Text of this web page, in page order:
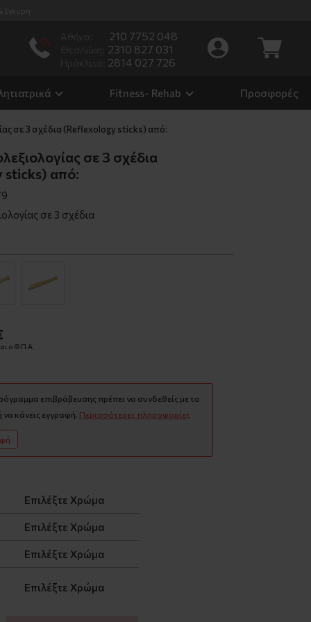
έγκυρη
210 7752 048
2310 827 031
2814 027 726
Fitness- Rehab Προσφορές
σε 3 σχέδια (Reflexology sticks) από:
σε 3 σχέδια
sticks) από:
σε 3 σχέδια
ο Φ.Π.Α.
επιβράβευσης πρέπει να συνδεθείς με το
κάνεις εγγραφή. Περισσότερες πληροφορίες
Επιλέξτε Χρώμα
Επιλέξτε Χρώμα
Επιλέξτε Χρώμα
Επιλέξτε Χρώμα